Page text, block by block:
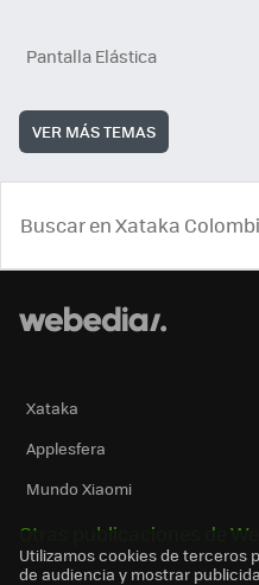
Pantalla Elástica
VER MÁS TEMAS
Xataka
Applesfera
Mundo Xiaomi
Otras publicaciones de
Utilizamos cookies de terceros
de audiencia y mostrar